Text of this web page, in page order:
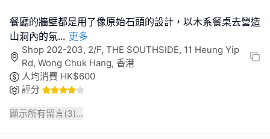
餐廳的牆壁都是用了像原始石頭的設計，以木系餐桌去營造
山洞內的氛... 更多
Shop 202-203, 2/F, THE SOUTHSIDE, 11 Heung Yip
Rd, Wong Chuk Hang, 香港
人均消費 HK$600
評分
顯示所有留言(3)...